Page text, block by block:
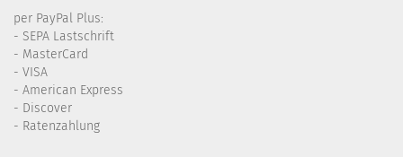
per PayPal Plus:
- SEPA Lastschrift
- MasterCard
- VISA
- American Express
- Discover
- Ratenzahlung